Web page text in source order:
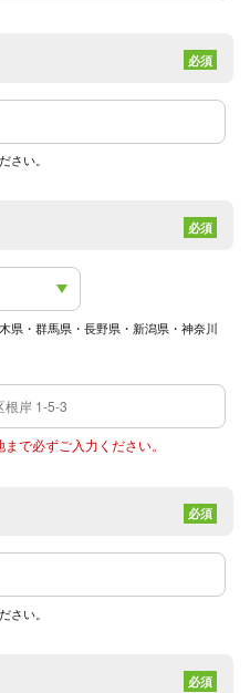
必須
い。
必須
県・群馬県・長野県・新潟県・神奈川
で必ずご入力ください。
必須
い。
必須